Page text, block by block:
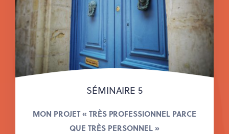
SÉMINAIRE 5
MON PROJET « TRÈS PROFESSIONNEL PARCE
QUE TRÈS PERSONNEL »